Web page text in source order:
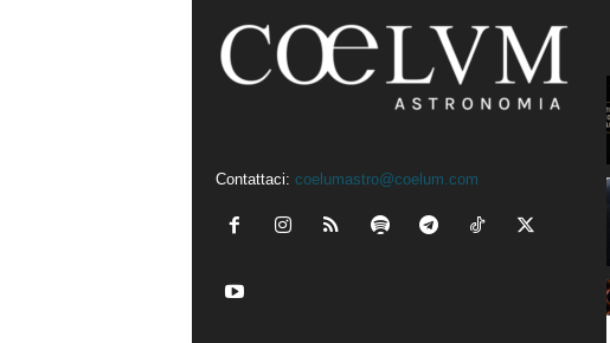
Contattaci: coelumastro@coelum.com